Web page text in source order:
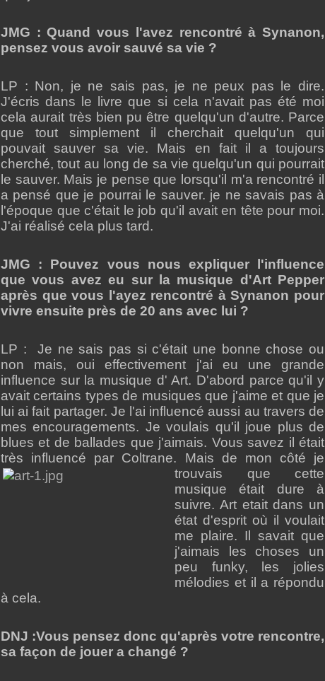
JMG : Quand vous l'avez rencontré à Synanon,
pensez vous avoir sauvé sa vie ?
LP : Non, je ne sais pas, je ne peux pas le dire.
J'écris dans le livre que si cela n'avait pas été moi
cela aurait très bien pu être quelqu'un d'autre. Parce
que tout simplement il cherchait quelqu'un qui
pouvait sauver sa vie. Mais en fait il a toujours
cherché, tout au long de sa vie quelqu'un qui pourrait
le sauver. Mais je pense que lorsqu'il m'a rencontré il
a pensé que je pourrai le sauver. je ne savais pas à
l'époque que c'était le job qu'il avait en tête pour moi.
J'ai réalisé cela plus tard.
JMG : Pouvez vous nous expliquer l'influence
que vous avez eu sur la musique d'Art Pepper
après que vous l'ayez rencontré à Synanon pour
vivre ensuite près de 20 ans avec lui ?
LP : Je ne sais pas si c'était une bonne chose ou
non mais, oui effectivement j'ai eu une grande
influence sur la musique d' Art. D'abord parce qu'il y
avait certains types de musiques que j'aime et que je
lui ai fait partager. Je l'ai influencé aussi au travers de
mes encouragements. Je voulais qu'il joue plus de
blues et de ballades que j'aimais. Vous savez il était
très influencé par Coltrane. Mais de mon côté je
trouvais que cette
musique était dure à
suivre. Art etait dans un
état d'esprit où il voulait
me plaire. Il savait que
j'aimais les choses un
peu funky, les jolies
mélodies et il a répondu
à cela.
DNJ :Vous pensez donc qu'après votre rencontre,
sa façon de jouer a changé ?